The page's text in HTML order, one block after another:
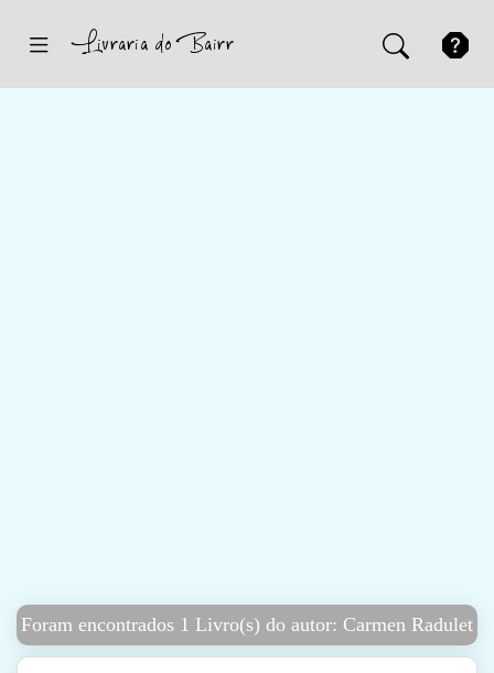
Foram encontrados 1 Livro(s) do autor: Carmen Radulet